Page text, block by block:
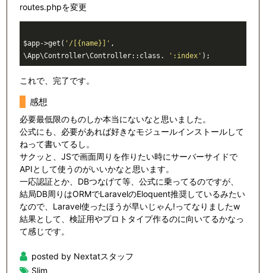
routes.phpを変更
$app->get( '/[{name}]' ,
\App\Controller\Controller::class.
':index'
これで、完了です。
感想
必要最低限のものしか本当にないなと思いました。
公式にも、必要があれば好きなモジュールインストールして
ねって書いてるし。
サクッと、JSで画面周りを作りたい時にサーバーサイドで
APIとして使うのがいいかなと思います。
一応認証とか、DBつなげて等、公式に乗ってるのですが、
結局DB周りはORMでLaravelのEloquent推奨しているみたい
なので、Laravel使ったほうが早いじゃん!ってなりましたw
結果として、検証用やプロトタイプ作るのに向いてるかなっ
て感じです。
posted by Nextatスタッフ
Slim